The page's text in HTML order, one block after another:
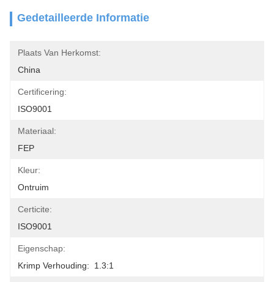
Gedetailleerde Informatie
Plaats Van Herkomst:
China
Certificering:
ISO9001
Materiaal:
FEP
Kleur:
Ontruim
Certicite:
ISO9001
Eigenschap:
Krimp Verhouding:  1.3:1